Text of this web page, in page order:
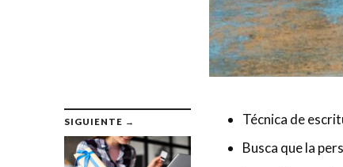
SIGUIENTE →
Técnica de
Busca que la